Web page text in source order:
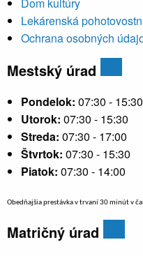
Lekárenská
Ochrana osobných
Mestský úrad
Pondelok: 07:30 - 15:30
Utorok: 07:30 - 15:30
Streda: 07:30 - 17:00
Štvrtok: 07:30 - 15:30
Piatok: 07:30 - 14:00
Obedňajšia prestávka v trvaní 30 minút v
Matričný úrad